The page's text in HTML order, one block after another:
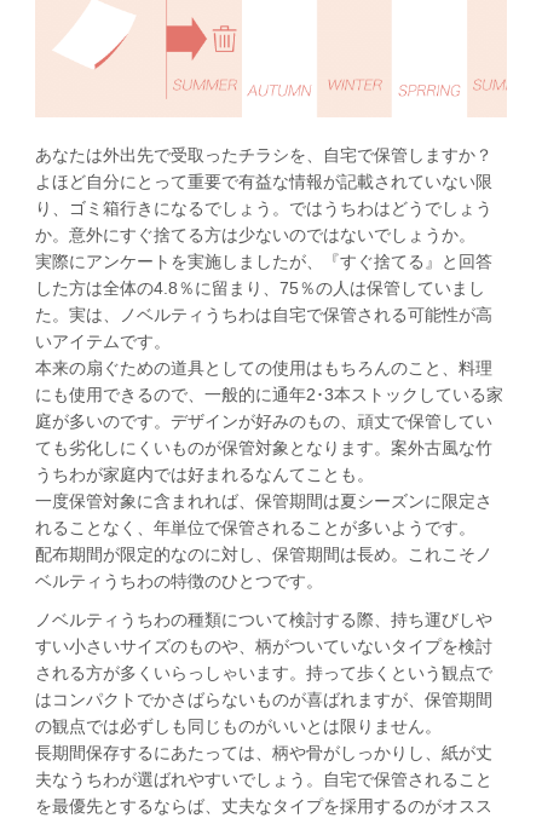
あなたは外出先で受取ったチラシを、自宅で保管しますか？
よほど自分にとって重要で有益な情報が記載されていない限
り、ゴミ箱行きになるでしょう。ではうちわはどうでしょう
か。意外にすぐ捨てる方は少ないのではないでしょうか。
実際にアンケートを実施しましたが、『すぐ捨てる』と回答
した方は全体の4.8％に留まり、75％の人は保管していまし
た。実は、ノベルティうちわは自宅で保管される可能性が高
いアイテムです。
本来の扇ぐための道具としての使用はもちろんのこと、料理
にも使用できるので、一般的に通年2･3本ストックしている家
庭が多いのです。デザインが好みのもの、頑丈で保管してい
ても劣化しにくいものが保管対象となります。案外古風な竹
うちわが家庭内では好まれるなんてことも。
一度保管対象に含まれれば、保管期間は夏シーズンに限定さ
れることなく、年単位で保管されることが多いようです。
配布期間が限定的なのに対し、保管期間は長め。これこそノ
ベルティうちわの特徴のひとつです。
ノベルティうちわの種類について検討する際、持ち運びしや
すい小さいサイズのものや、柄がついていないタイプを検討
される方が多くいらっしゃいます。持って歩くという観点で
はコンパクトでかさばらないものが喜ばれますが、保管期間
の観点では必ずしも同じものがいいとは限りません。
長期間保存するにあたっては、柄や骨がしっかりし、紙が丈
夫なうちわが選ばれやすいでしょう。自宅で保管されること
を最優先とするならば、丈夫なタイプを採用するのがオスス